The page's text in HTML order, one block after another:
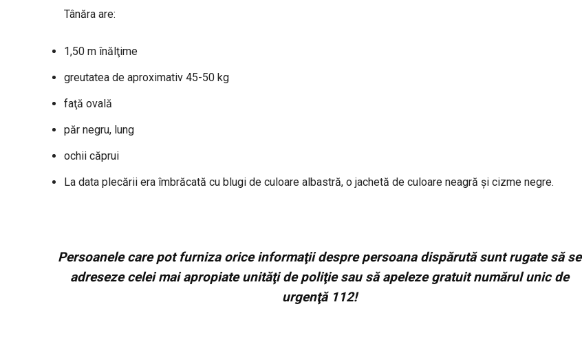
Tânăra are:
1,50 m înălţime
greutatea de aproximativ 45-50 kg
faţă ovală
păr negru, lung
ochii căprui
La data plecării era îmbrăcată cu blugi de culoare albastră, o jachetă de culoare neagră și cizme negre.
Persoanele care pot furniza orice informaţii despre persoana dispărută sunt rugate să se
adreseze celei mai apropiate unităţi de poliţie sau să apeleze gratuit numărul unic de
urgenţă 112!